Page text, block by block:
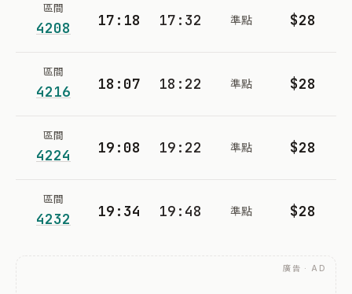
區間
4208 17:18 17:32 準點 $28
區間
4216 18:07 18:22 準點 $28
區間
4224 19:08 19:22 準點 $28
區間
4232 19:34 19:48 準點 $28
廣告 · AD